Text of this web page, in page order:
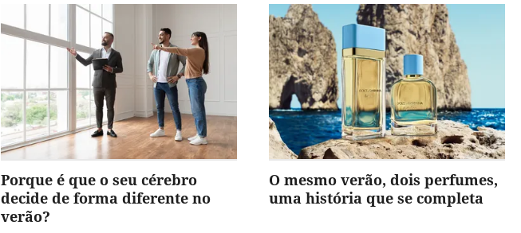
Porque é que o seu cérebro
decide de forma diferente no
verão?
O mesmo verão, dois perfumes,
uma história que se completa